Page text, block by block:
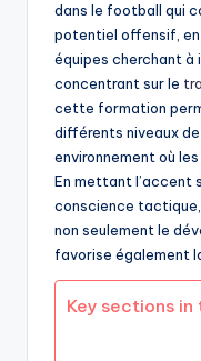
dans le football qui
potentiel offensif, en
équipes cherchant à
concentrant sur le
cette formation
différents niveaux
environnement où
En mettant l’accent
conscience
non seulement le
favorise également
Key sections